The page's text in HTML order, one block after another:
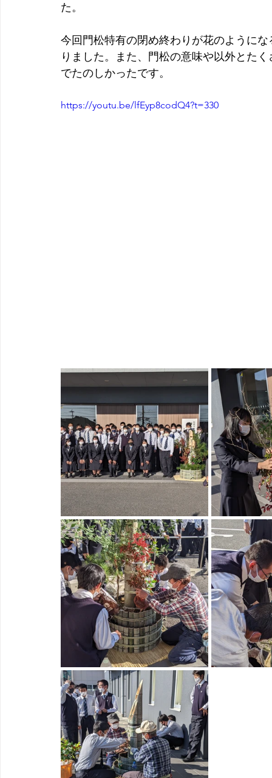
た。
今回門松特有の閉め終わりが花のように
りました。また、門松の意味や以外とた
でたのしかったです。
https://youtu.be/lfEyp8codQ4?t=330